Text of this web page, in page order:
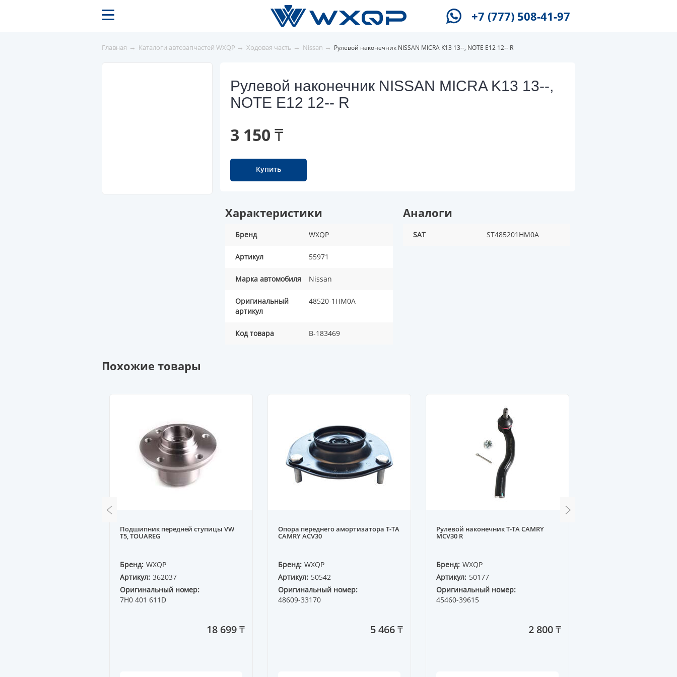
+7 (777) 508-41-97
Главная → Каталоги автозапчастей WXQP → Ходовая часть → Nissan → Рулевой наконечник NISSAN MICRA K13 13--, NOTE E12 12-- R
Рулевой наконечник NISSAN MICRA K13 13--,
NOTE E12 12-- R
3 150 ₸
Купить
Характеристики
Бренд WXQP
Артикул 55971
Марка автомобиля Nissan
Оригинальный
артикул
48520-1HM0A
Код товара B-183469
Аналоги
SAT ST485201HM0A
Похожие товары
Подшипник передней ступицы VW
T5, TOUAREG
Бренд: WXQP
Артикул: 362037
Оригинальный номер:
7H0 401 611D
18 699 ₸
Опора переднего амортизатора T-TA
CAMRY ACV30
Бренд: WXQP
Артикул: 50542
Оригинальный номер:
48609-33170
5 466 ₸
Рулевой наконечник T-TA CAMRY
MCV30 R
Бренд: WXQP
Артикул: 50177
Оригинальный номер:
45460-39615
2 800 ₸